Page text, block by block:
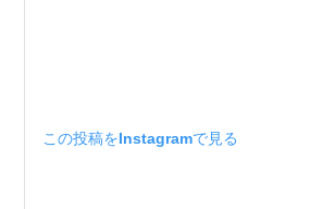
この投稿をInstagramで見る